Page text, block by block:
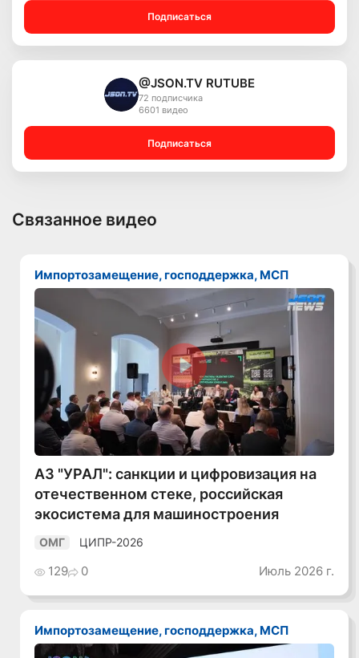
Подписаться
@JSON.TV RUTUBE
72 подписчика
6601 видео
Подписаться
Связанное видео
Импортозамещение, господдержка, МСП
Смотреть видео
АЗ "УРАЛ": санкции и цифровизация на
отечественном стеке, российская
экосистема для машиностроения
ОМГ ЦИПР-2026
129 0 Июль 2026 г.
Импортозамещение, господдержка, МСП